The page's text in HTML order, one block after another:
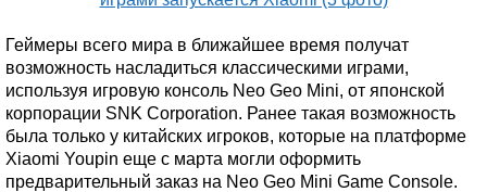
Геймеры всего мира в ближайшее время получат
возможность насладиться классическими играми,
используя игровую консоль Neo Geo Mini, от японской
корпорации SNK Corporation. Ранее такая возможность
была только у китайских игроков, которые на платформе
Xiaomi Youpin еще с марта могли оформить
предварительный заказ на Neo Geo Mini Game Console.